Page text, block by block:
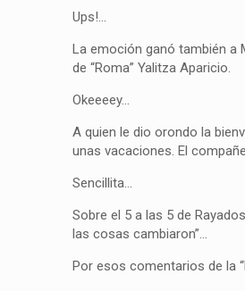
Ups!…
La emoción ganó también a
de “Roma” Yalitza Aparicio.
Okeeeey…
A quien le dio orondo la
unas vacaciones. El
Sencillita…
Sobre el 5 a las 5 de
las cosas cambiaron”…
Por esos comentarios de la